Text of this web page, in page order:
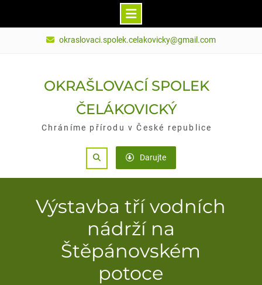
okraslovaci.spolek.celakovicky@gmail.com
OKRAŠLOVACÍ SPOLEK
ČELÁKOVICKÝ
Chráníme přírodu v České republice
Search Darujte
Výstavba tří vodních
nádrží na
Štěpánovském
potoce